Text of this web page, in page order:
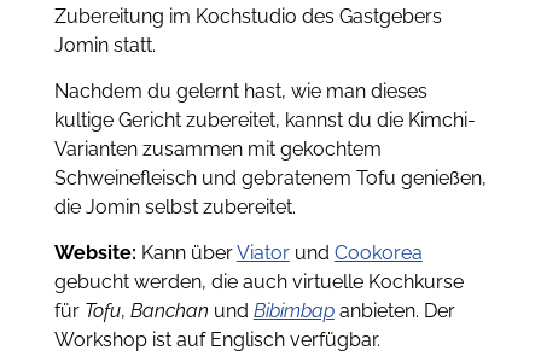
Zubereitung im Kochstudio des Gastgebers
Jomin statt.
Nachdem du gelernt hast, wie man dieses
kultige Gericht zubereitet, kannst du die Kimchi-
Varianten zusammen mit gekochtem
Schweinefleisch und gebratenem Tofu genießen,
die Jomin selbst zubereitet.
Website: Kann überViatorund Cookorea
gebucht werden, die auch virtuelle Kochkurse
für Tofu, Banchan und Bibimbapanbieten. Der
Workshop ist auf Englisch verfügbar.